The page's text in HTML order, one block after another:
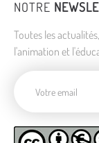
NOTRE
Toutes les
l'animation et